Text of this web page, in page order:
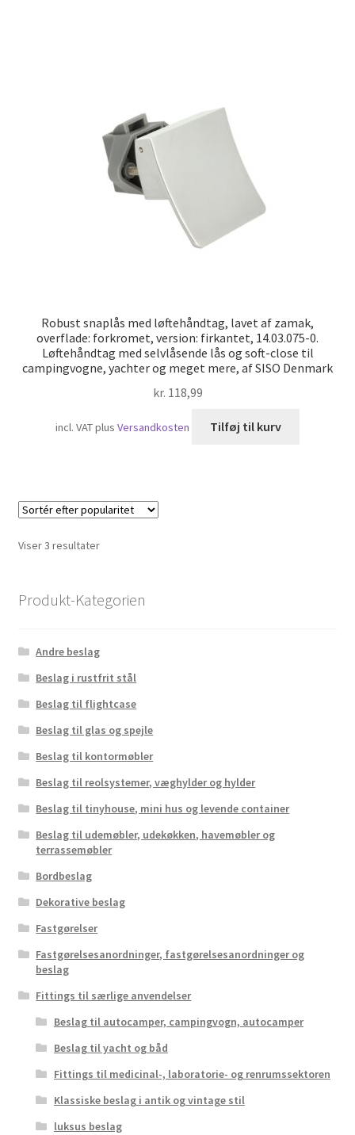
Robust snaplås med løftehåndtag, lavet af zamak,
overflade: forkromet, version: firkantet, 14.03.075-0.
Løftehåndtag med selvlåsende lås og soft-close til
campingvogne, yachter og meget mere, af SISO Denmark
kr. 118,99
incl. VATplusVersandkosten Tilføj til kurv
Viser 3 resultaterSorteret
Produkt-Kategorien
Andre beslag
Beslag i rustfrit stål
Beslag til flightcase
Beslag til glas og spejle
Beslag til kontormøbler
Beslag til reolsystemer, væghylder og hylder
Beslag til tinyhouse, mini hus og levende container
Beslag til udemøbler, udekøkken, havemøbler og
terrassemøbler
Bordbeslag
Dekorative beslag
Fastgørelser
Fastgørelsesanordninger, fastgørelsesanordninger og
beslag
Fittings til særlige anvendelser
Beslag til autocamper, campingvogn, autocamper
Beslag til yacht og båd
Fittings til medicinal-, laboratorie- og renrumssektoren
Klassiske beslag i antik og vintage stil
luksus beslag